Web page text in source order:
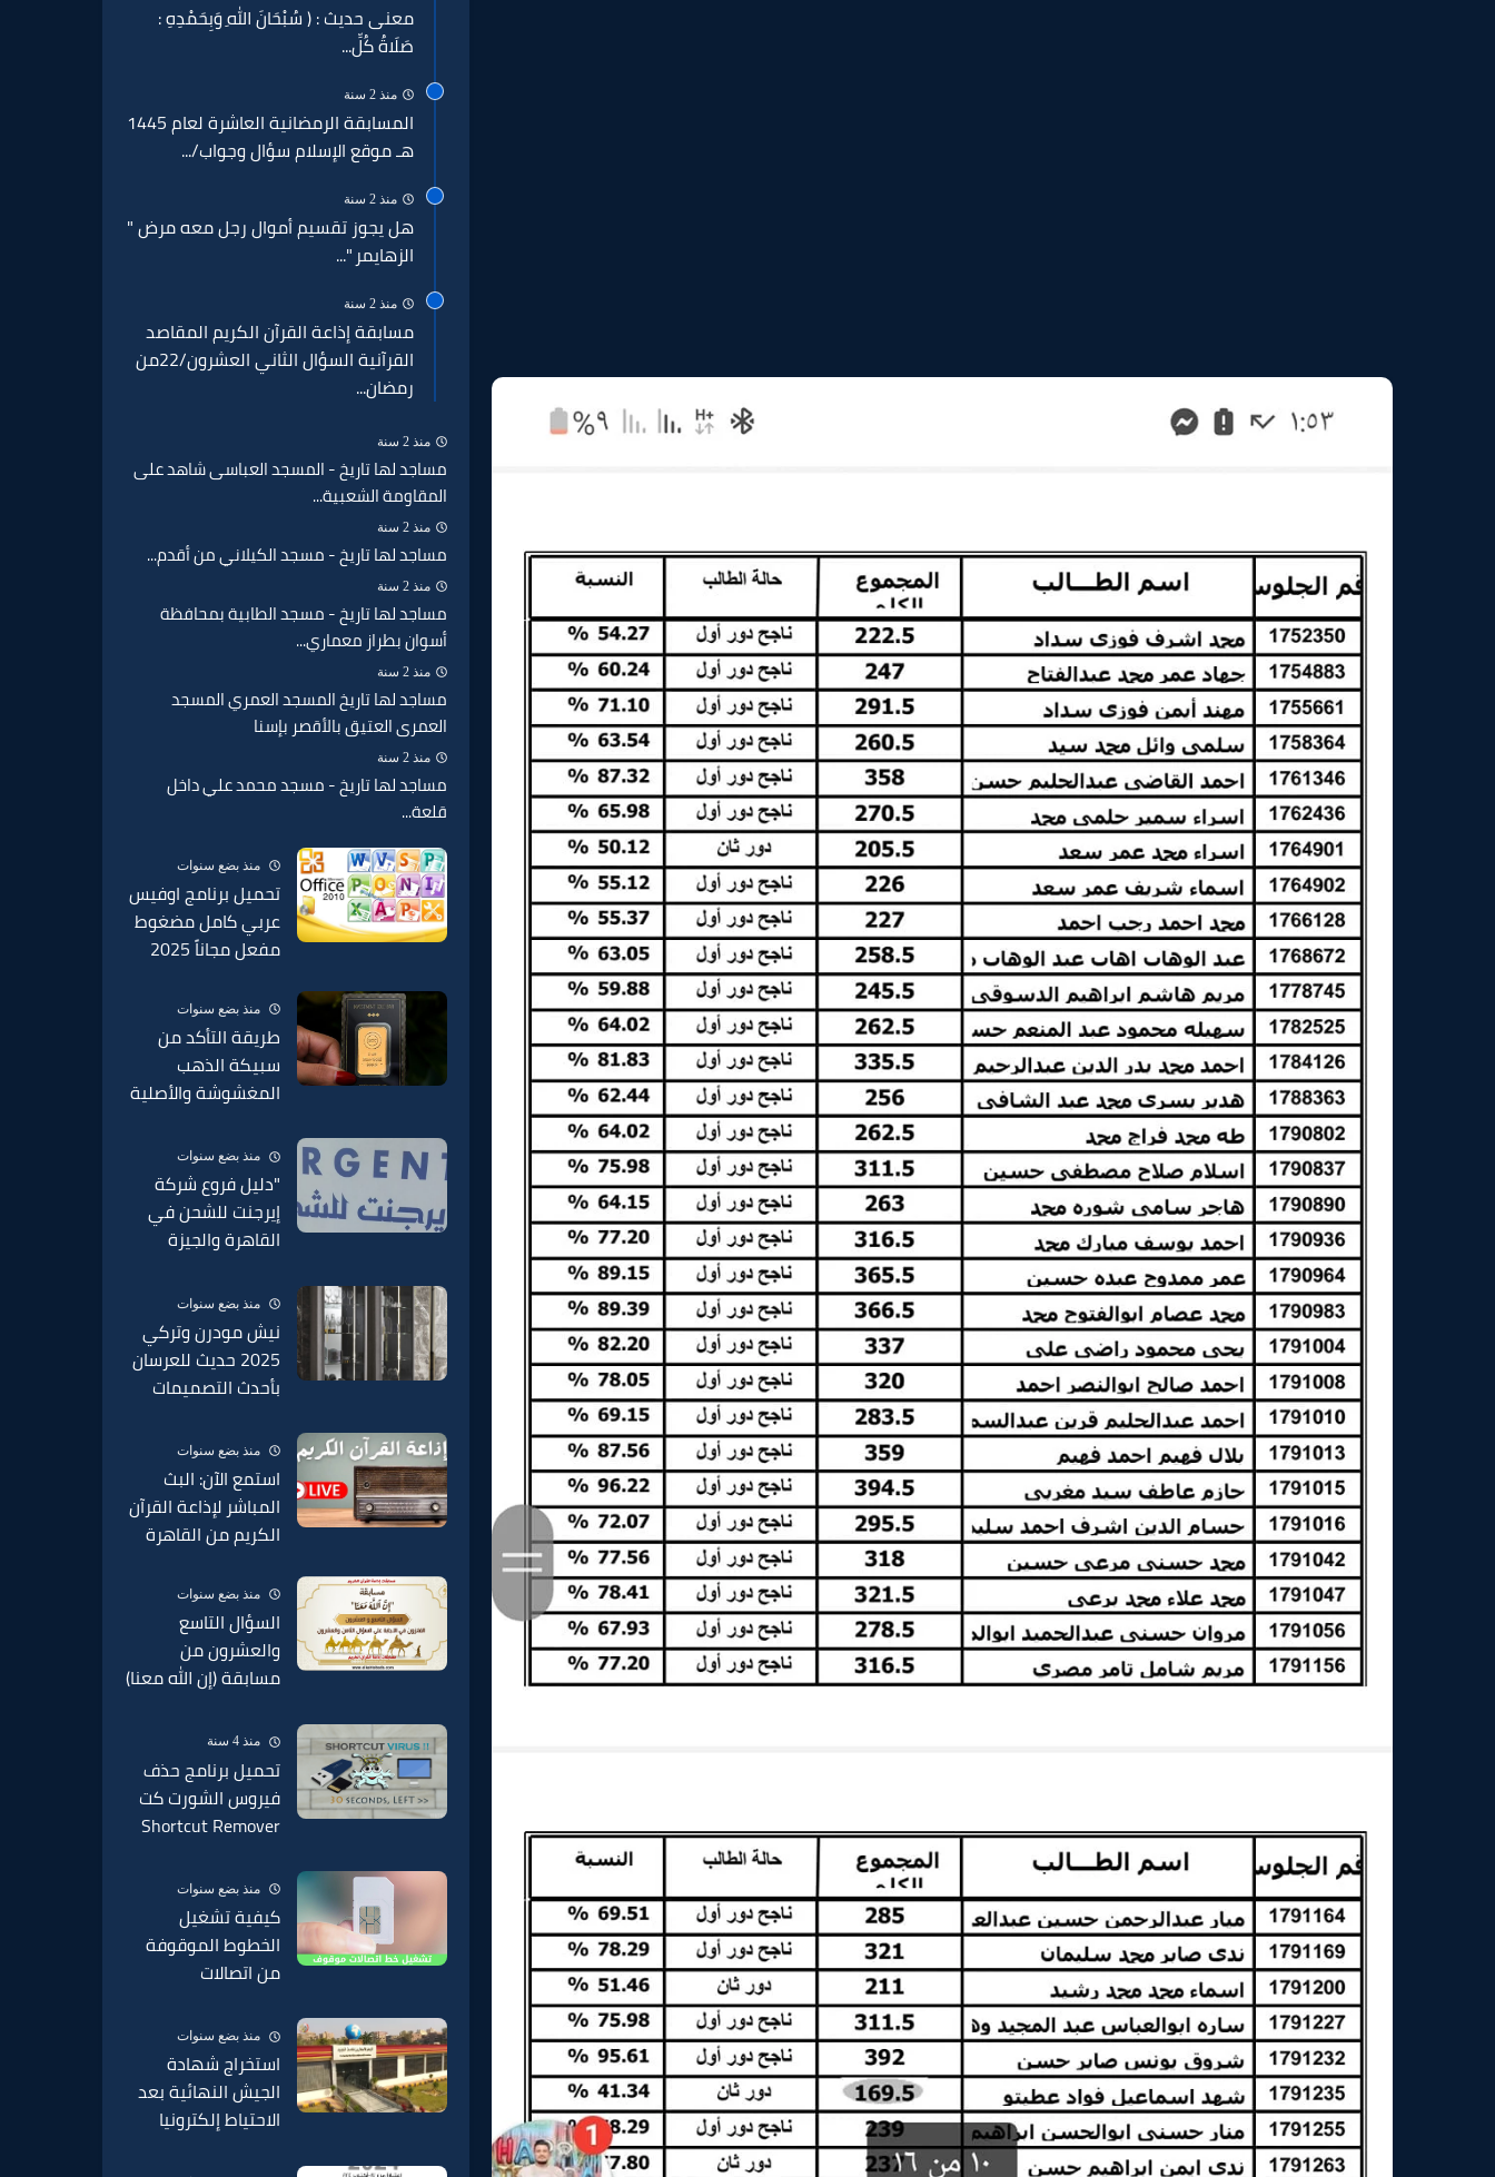
معنى حديث : ( سُبْحَانَ اللهِ وَبِحَمْدِهِ :
صَلَاةُ كُلِّ...
منذ 2 سنة
المسابقة الرمضانية العاشرة لعام 1445
هـ موقع الإسلام سؤال وجواب/...
منذ 2 سنة
هل يجوز تقسيم أموال رجل معه مرض "
الزهايمر "...
منذ 2 سنة
مسابقة إذاعة القرآن الكريم المقاصد
القرآنية السؤال الثاني العشرون/22من
رمضان...
منذ 2 سنة
مساجد لها تاريخ - المسجد العباسى شاهد على
المقاومة الشعبية...
منذ 2 سنة
مساجد لها تاريخ - مسجد الكيلاني من أقدم...
منذ 2 سنة
مساجد لها تاريخ - مسجد الطابية بمحافظة
أسوان بطراز معماري...
منذ 2 سنة
مساجد لها تاريخ المسجد العمري المسجد
العمرى العتيق بالأقصر بإسنا
منذ 2 سنة
مساجد لها تاريخ - مسجد محمد علي داخل
قلعة...
منذ بضع سنوات
تحميل برنامج اوفيس
عربي كامل مضغوط
مفعل مجاناً 2025
منذ بضع سنوات
طريقة التأكد من
سبيكة الذهب
المغشوشة والأصلية
عنها وطريقة مكان
الدمغة في السبائك
2025
منذ بضع سنوات
"دليل فروع شركة
إيرجنت للشحن في
القاهرة والجيزة
2025 – عناوين
وأرقام التواصل"
منذ بضع سنوات
نيش مودرن وتركي
2025 حديث للعرسان
بأحدث التصميمات
منذ بضع سنوات
استمع الآن: البث
المباشر لإذاعة القرآن
الكريم من القاهرة
منذ بضع سنوات
السؤال التاسع
والعشرون من
مسابقة (إن الله معنا)
من القاهرة
منذ 4 سنة
تحميل برنامج حذف
فيروس الشورت كت
Shortcut Remover
منذ بضع سنوات
كيفية تشغيل
الخطوط الموقوفة
من اتصالات
موقوف من الخدمة
2025
منذ بضع سنوات
استخراج شهادة
الجيش النهائية بعد
الاحتياط إلكترونيا